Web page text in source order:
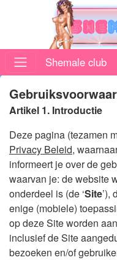
Shemale club
Artikel 1. Introductie
Deze pagina (tezamen
Privacy Beleid,
informeert je over de
waarvan je: de website
onderdeel is (de ‘Site’),
enige (mobiele)
op deze Site worden
inclusief de Site
bezoeken en/of